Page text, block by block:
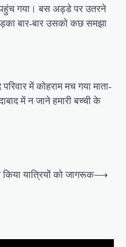
पहुंच गया। बस अड्डे पर उतरने
बार-बार उसको कछ समझा
में कोहराम मच गया माता-
में न जाने हमारी बच्ची के
यात्रियों को जागरूक⟶